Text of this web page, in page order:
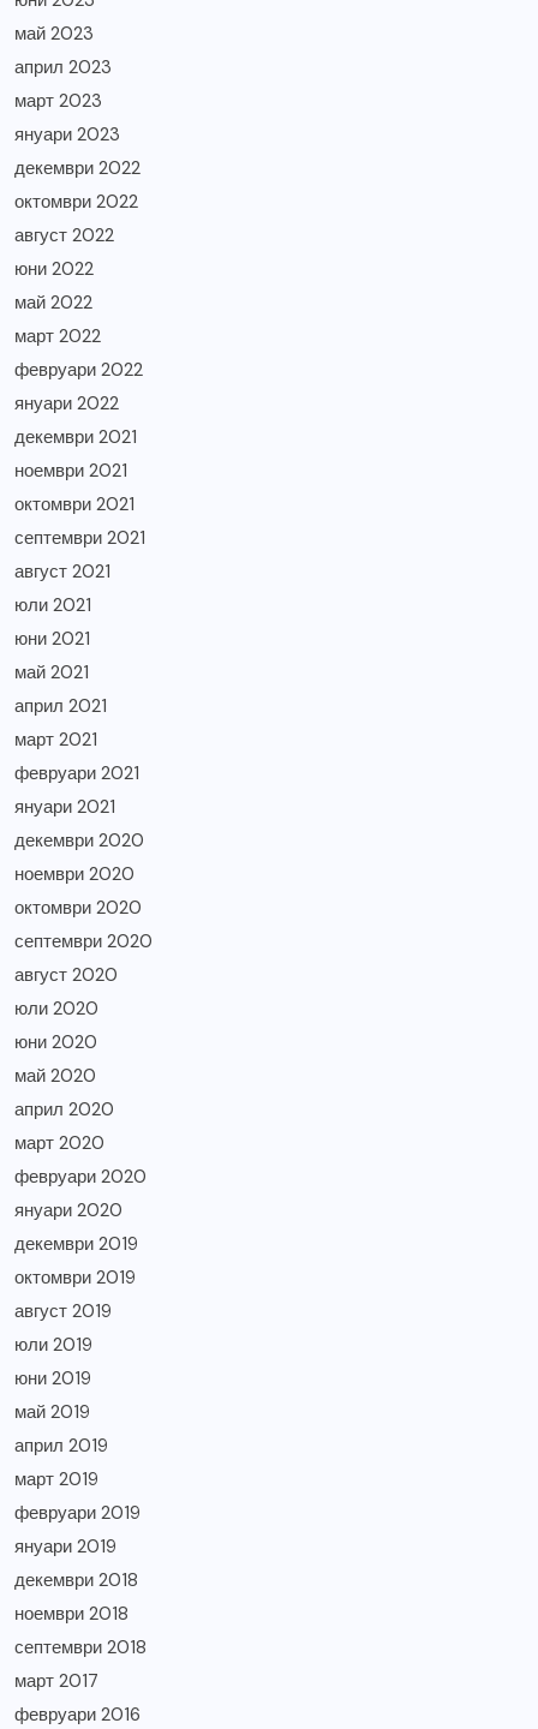
май 2023
април 2023
март 2023
януари 2023
декември 2022
октомври 2022
август 2022
юни 2022
май 2022
март 2022
февруари 2022
януари 2022
декември 2021
ноември 2021
октомври 2021
септември 2021
август 2021
юли 2021
юни 2021
май 2021
април 2021
март 2021
февруари 2021
януари 2021
декември 2020
ноември 2020
октомври 2020
септември 2020
август 2020
юли 2020
юни 2020
май 2020
април 2020
март 2020
февруари 2020
януари 2020
декември 2019
октомври 2019
август 2019
юли 2019
юни 2019
май 2019
април 2019
март 2019
февруари 2019
януари 2019
декември 2018
ноември 2018
септември 2018
март 2017
февруари 2016